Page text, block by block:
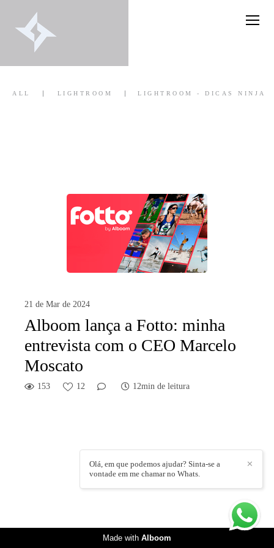
ALL LIGHTROOM LIGHTROOM - DICAS NINJA
21 de Mar de 2024
Alboom lança a Fotto: minha
entrevista com o CEO Marcelo
Moscato
153 12 12min de leitura
✕
Olá, em que podemos ajudar? Sinta-se a
vontade em me chamar no Whats.
Made with Alboom